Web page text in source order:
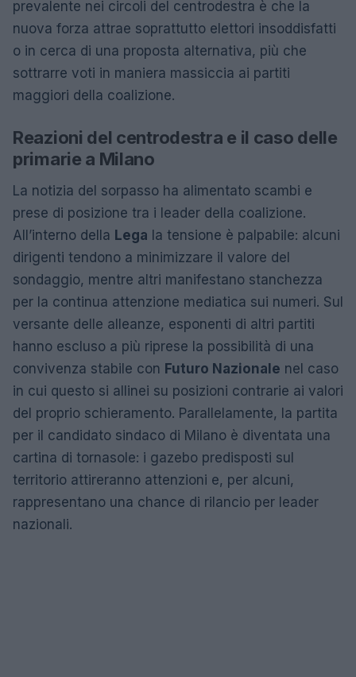
prevalente nei circoli del centrodestra è che la
nuova forza attrae soprattutto elettori insoddisfatti
o in cerca di una proposta alternativa, più che
sottrarre voti in maniera massiccia ai partiti
maggiori della coalizione.
Reazioni del centrodestra e il caso delle
primarie a Milano
La notizia del sorpasso ha alimentato scambi e
prese di posizione tra i leader della coalizione.
All’interno della Lega la tensione è palpabile: alcuni
dirigenti tendono a minimizzare il valore del
sondaggio, mentre altri manifestano stanchezza
per la continua attenzione mediatica sui numeri. Sul
versante delle alleanze, esponenti di altri partiti
hanno escluso a più riprese la possibilità di una
convivenza stabile con Futuro Nazionale nel caso
in cui questo si allinei su posizioni contrarie ai valori
del proprio schieramento. Parallelamente, la partita
per il candidato sindaco di Milano è diventata una
cartina di tornasole: i gazebo predisposti sul
territorio attireranno attenzioni e, per alcuni,
rappresentano una chance di rilancio per leader
nazionali.